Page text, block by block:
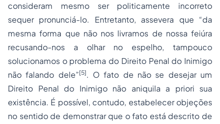
consideram mesmo ser politicamente incorreto
sequer pronunciá-lo. Entretanto, assevera que “da
mesma forma que não nos livramos de nossa feiúra
recusando-nos a olhar no espelho, tampouco
solucionamos o problema do Direito Penal do Inimigo
não falando dele”[5]. O fato de não se desejar um
Direito Penal do Inimigo não aniquila a priori sua
existência. É possível, contudo, estabelecer objeções
no sentido de demonstrar que o fato está descrito de